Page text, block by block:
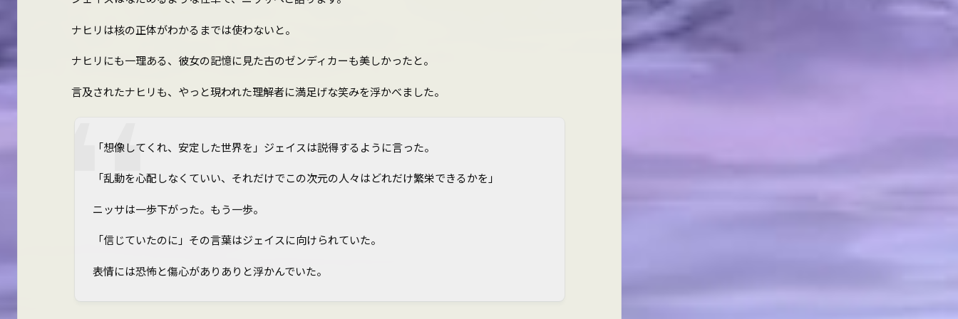
ナヒリは核の正体がわかるまでは使わないと。
ナヒリにも一理ある、彼女の記憶に見た古のゼンディカーも美しかったと。
言及されたナヒリも、やっと現われた理解者に満足げな笑みを浮かべました。
「想像してくれ、安定した世界を」ジェイスは説得するように言った。
「乱動を心配しなくていい、それだけでこの次元の人々はどれだけ繁栄できるかを」
ニッサは一歩下がった。もう一歩。
「信じていたのに」その言葉はジェイスに向けられていた。
表情には恐怖と傷心がありありと浮かんでいた。